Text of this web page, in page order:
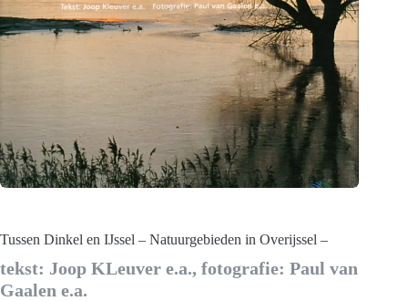
Tussen Dinkel en IJssel – Natuurgebieden in Overijssel –
tekst: Joop KLeuver e.a., fotografie: Paul van
Gaalen e.a.